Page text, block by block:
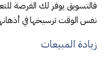
فالتسويق يوفر لك الفرصة
نفس الوقت ترسيخها في
زيادة المبيعات